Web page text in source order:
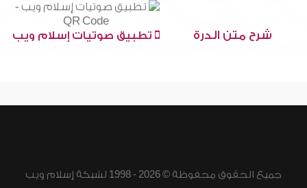
شرح متن الدرة تطبيق صوتيات إسلام ويب
جميع الحقوق محفوظة © 2026 - 1998 لشبكة إسلام ويب